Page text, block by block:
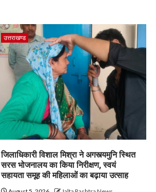
उत्तराखण्ड
जिलाधिकारी विशाल मिश्रा ने अगस्त्यमुनि स्थित
सरस भोजनालय का किया निरीक्षण, स्वयं
सहायता समूह की महिलाओं का बढ़ाया उत्साह